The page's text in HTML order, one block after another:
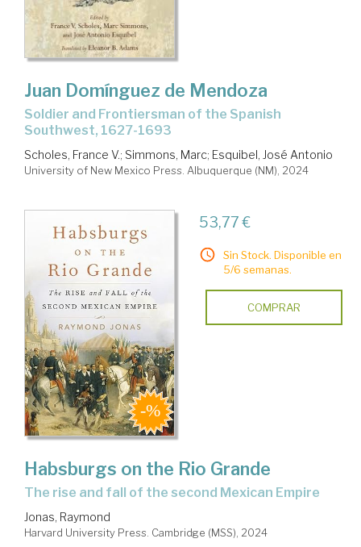
Juan Domínguez de Mendoza
Soldier and Frontiersman of the Spanish
Southwest, 1627-1693
Scholes, France V.; Simmons, Marc; Esquibel, José Antonio
University of New Mexico Press. Albuquerque (NM), 2024
53,77 €
Sin Stock. Disponible en
5/6 semanas.
COMPRAR
Habsburgs on the Rio Grande
the rise and fall of the second Mexican Empire
Jonas, Raymond
Harvard University Press. Cambridge (MSS), 2024